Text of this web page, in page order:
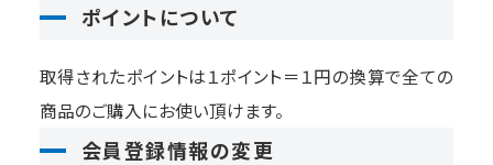
ポイントについて
取得されたポイントは１ポイント＝１円の換算で全ての
商品のご購入にお使い頂けます。
会員登録情報の変更